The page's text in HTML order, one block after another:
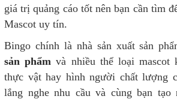
giá trị quảng cáo tốt nên bạn cần tìm
Mascot uy tín.
Bingo chính là nhà sản xuất sản
sản phẩm và nhiều thể loại mascot
thực vật hay hình người chất lượng
lắng nghe nhu cầu và cùng bạn